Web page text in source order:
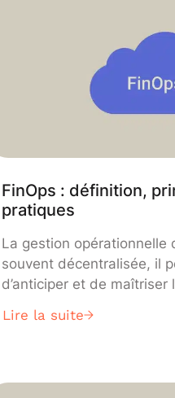
Las redes de
componen de una
FinOps : définition,
pratiques
La gestion opérationnelle
souvent décentralisée, il
d’anticiper et de maîtriser
que d’autres
finance, l’informatique et
Lire la suite